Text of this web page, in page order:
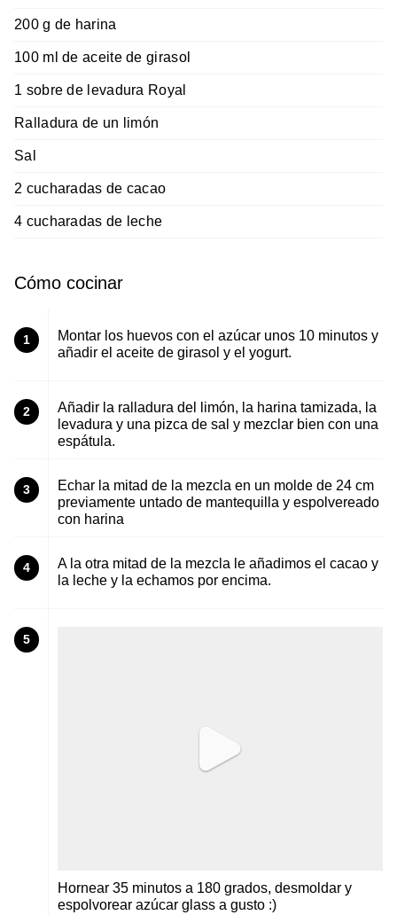
200 g de harina
100 ml de aceite de girasol
1 sobre de levadura Royal
Ralladura de un limón
Sal
2 cucharadas de cacao
4 cucharadas de leche
Cómo cocinar
1
Montar los huevos con el azúcar unos 10 minutos y
añadir el aceite de girasol y el yogurt.
2
Añadir la ralladura del limón, la harina tamizada, la
levadura y una pizca de sal y mezclar bien con una
espátula.
3
Echar la mitad de la mezcla en un molde de 24 cm
previamente untado de mantequilla y espolvereado
con harina
4
A la otra mitad de la mezcla le añadimos el cacao y
la leche y la echamos por encima.
5
Hornear 35 minutos a 180 grados, desmoldar y
espolvorear azúcar glass a gusto :)